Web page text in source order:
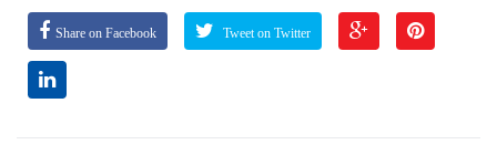
Share on Facebook Tweet on Twitter